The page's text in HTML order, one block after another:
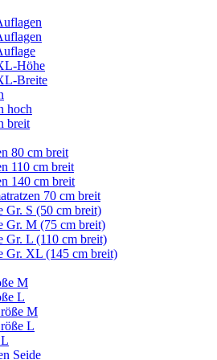
Höhe
Breite
hoch
breit
80 cm breit
110 cm breit
140 cm breit
70 cm breit
Gr. S (50 cm breit)
Gr. M (75 cm breit)
Gr. L (110 cm breit)
Gr. XL (145 cm breit)
M
L
M
L
Seide